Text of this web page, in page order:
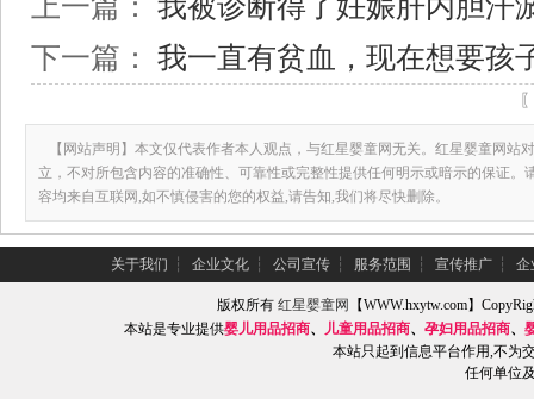
上一篇： 我被诊断得了妊娠肝内胆汗
下一篇： 我一直有贫血，现在想要孩
【网站声明】本文仅代表作者本人观点，与红星婴童网无关。红星婴童网站
立，不对所包含内容的准确性、可靠性或完整性提供任何明示或暗示的保证。
容均来自互联网,如不慎侵害的您的权益,请告知,我们将尽快删除。
关于我们 ┆ 企业文化 ┆ 公司宣传 ┆ 服务范围 ┆ 宣传推广 ┆ 企
版权所有红星婴童网
【WWW.hxytw.com】
本站是专业提供婴儿用品招商、 儿童用品招商、 孕妇用品招商、
本站只起到信息平台作用,不为
任何单位